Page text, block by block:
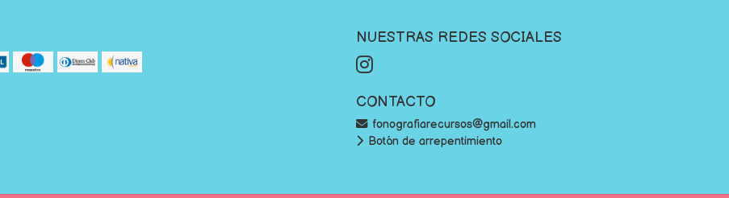
NUESTRAS REDES SOCIALES
CONTACTO
fonografiarecursos@gmail.com
Botón de arrepentimiento